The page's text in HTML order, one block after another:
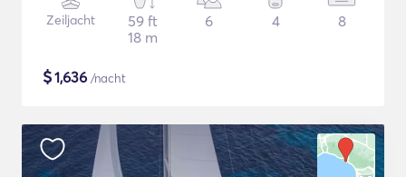
Zeiljacht
59 ft
18 m
6 4 8
$1,636 /nacht